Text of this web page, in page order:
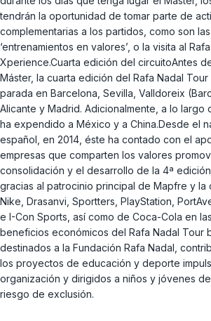
tendrán la oportunidad de tomar parte de
complementarias a los partidos, como son
‘entrenamientos en valores’, o la visita al
Xperience.Cuarta edición del circuitoAntes
Máster, la cuarta edición del Rafa Nadal
parada en Barcelona, Sevilla, Valldoreix
Alicante y Madrid. Adicionalmente, a lo largo
ha expendido a México y a China.Desde el
español, en 2014, éste ha contado con el
empresas que comparten los valores
consolidación y el desarrollo de la 4ª
gracias al patrocinio principal de Mapfre y la
Nike, Drasanvi, Sportters, PlayStation,
e I-Con Sports, así como de Coca-Cola en
beneficios económicos del Rafa Nadal Tour
destinados a la Fundación Rafa Nadal,
los proyectos de educación y deporte
organización y dirigidos a niños y jóvenes
riesgo de exclusión.